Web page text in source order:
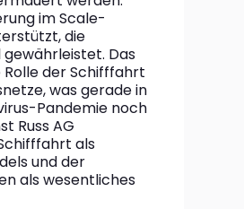
im Scale-
die
Das
der Schifffahrt
was gerade in
Pandemie noch
Russ AG
als
und der
als wesentliches